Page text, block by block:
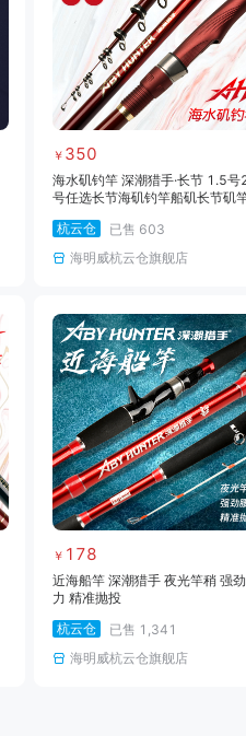
海钓线
￥ 350
海水矶钓竿 深潮猎手·长节 1.5号
号任选长节海矶钓竿船矶长节矶
杭云仓
已售 603
海明威杭云仓旗舰店
￥ 178
近海船竿 深潮猎手 夜光竿稍 强
力 精准抛投
杭云仓
已售 1,341
海明威杭云仓旗舰店